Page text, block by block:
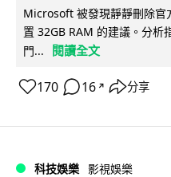
Microsoft 被發現靜靜刪除官
置 32GB RAM 的建議。分析
門...
閱讀全文
170 16 ↗ 分享
科技娛樂 影視娛樂